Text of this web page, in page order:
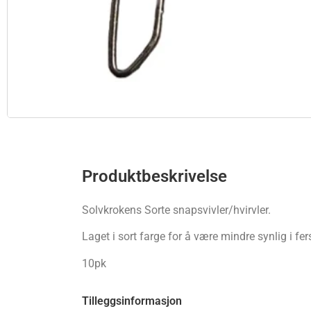
Produktbeskrivelse
Solvkrokens Sorte snapsvivler/hvirvler.
Laget i sort farge for å være mindre synlig i
10pk
Tilleggsinformasjon